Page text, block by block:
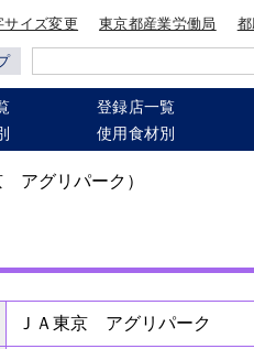
サイズ変更 東京都産業労働局
登録店一覧
使用食材別
アグリパーク）
ＪＡ東京 アグリパーク